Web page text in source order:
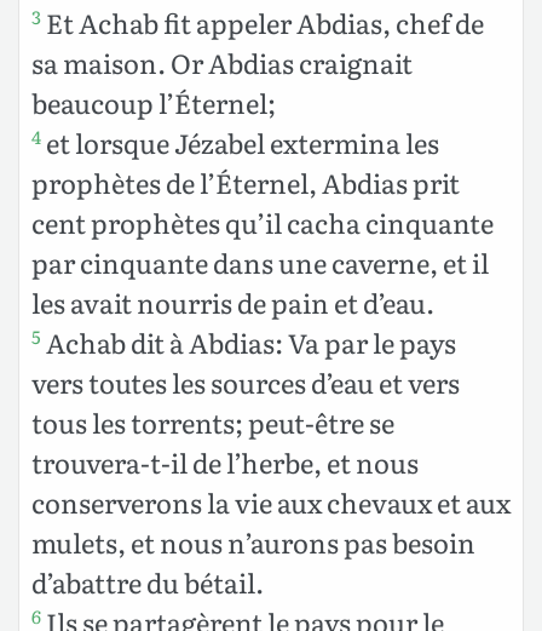
3 Et Achab fit appeler Abdias, chef de
sa maison. Or Abdias craignait
beaucoup l’Éternel;
4 et lorsque Jézabel extermina les
prophètes de l’Éternel, Abdias prit
cent prophètes qu’il cacha cinquante
par cinquante dans une caverne, et il
les avait nourris de pain et d’eau.
5 Achab dit à Abdias: Va par le pays
vers toutes les sources d’eau et vers
tous les torrents; peut-être se
trouvera-t-il de l’herbe, et nous
conserverons la vie aux chevaux et aux
mulets, et nous n’aurons pas besoin
d’abattre du bétail.
6 Ils se partagèrent le pays pour le